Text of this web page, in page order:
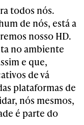
todos nós.
de nós, está a
nosso HD.
no ambiente
e que,
de vá
plataformas de
nós mesmos,
é parte do